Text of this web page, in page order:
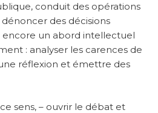
conduit des opérations
des décisions
encore un abord intellectuel
: analyser les carences de
réflexion et émettre des
sens, – ouvrir le débat et